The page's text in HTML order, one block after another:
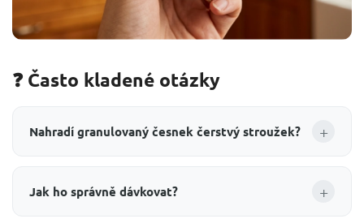
❓ Často kladené otázky
Nahradí granulovaný česnek čerstvý stroužek? +
Jak ho správně dávkovat? +